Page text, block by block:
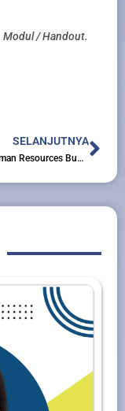
Modul / Handout.
SELANJUTNYA
Training Human Resources Budgeting